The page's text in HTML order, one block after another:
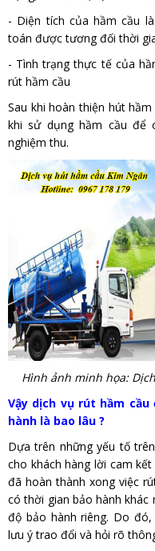
- Diện tích của hầm cầu
toán được tương đối thời
- Tình trạng thực tế của
rút hầm cầu
Sau khi hoàn thiện hút
khi sử dụng hầm cầu để
nghiệm thu.
Hình ảnh minh họa:
Vậy dịch vụ rút hầm
hành là bao lâu ?
Dựa trên những yếu tố
cho khách hàng lời cam
đã hoàn thành xong việc
có thời gian bảo hành khác
độ bảo hành riêng. Do
lưu ý trao đổi và hỏi rõ